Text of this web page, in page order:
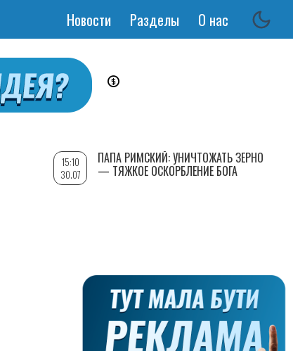
Основная
Новости Разделы О нас
15:10
30.07
ПАПА РИМСКИЙ: УНИЧТОЖАТЬ ЗЕРНО
— ТЯЖКОЕ ОСКОРБЛЕНИЕ БОГА